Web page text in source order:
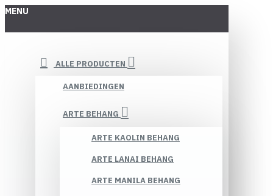
MENU
ALLE PRODUCTEN
AANBIEDINGEN
ARTE BEHANG
ARTE KAOLIN BEHANG
ARTE LANAI BEHANG
ARTE MANILA BEHANG